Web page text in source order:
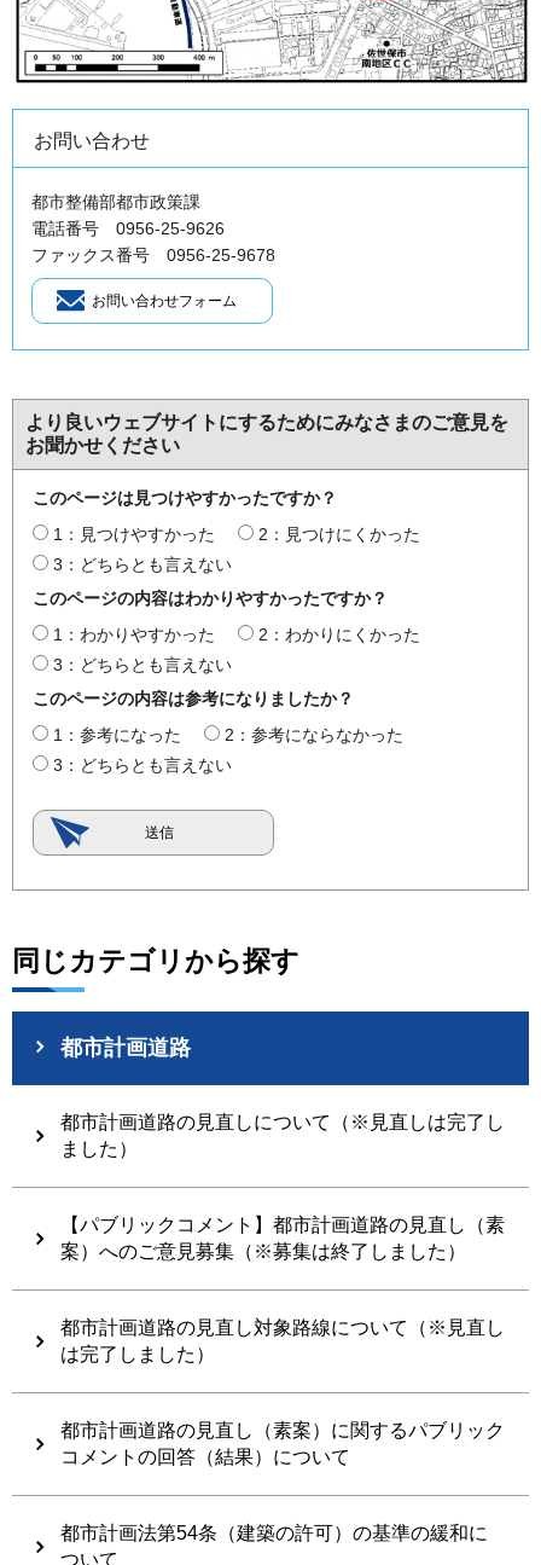
お問い合わせ
都市整備部都市政策課
電話番号 0956-25-9626
ファックス番号 0956-25-9678
より良いウェブサイトにするためにみなさまのご意見を
お聞かせください
このページは見つけやすかったですか？
1：見つけやすかった
2：見つけにくかった
3：どちらとも言えない
このページの内容はわかりやすかったですか？
1：わかりやすかった
2：わかりにくかった
3：どちらとも言えない
このページの内容は参考になりましたか？
1：参考になった
2：参考にならなかった
3：どちらとも言えない
同じカテゴリから探す
都市計画道路
都市計画道路の見直しについて（※見直しは完了し
ました）
【パブリックコメント】都市計画道路の見直し（素
案）へのご意見募集（※募集は終了しました）
都市計画道路の見直し対象路線について（※見直し
は完了しました）
都市計画道路の見直し（素案）に関するパブリック
コメントの回答（結果）について
都市計画法第54条（建築の許可）の基準の緩和に
ついて